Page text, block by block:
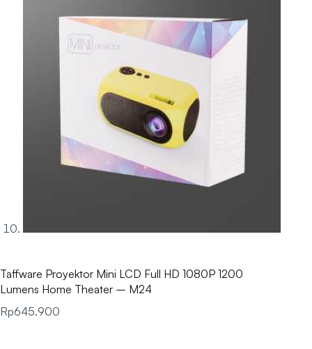
Taffware Proyektor Mini LCD Full HD 1080P 1200
Lumens Home Theater – M24
Rp645.900